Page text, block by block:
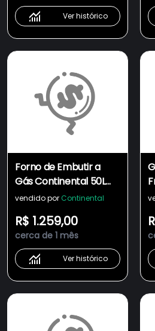
Ver histórico
Forno de Embutir a
Gás Continental 50L
com TOPLimpaFácil
vendido por Continental
R$ 1.259,00
cerca de 1 mês
Ver histórico